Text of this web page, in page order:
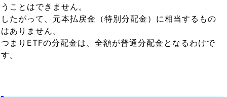
うことはできません。
したがって、元本払戻金（特別分配金）に相当するもの
はありません。
つまりETFの分配金は、全額が普通分配金となるわけで
す。